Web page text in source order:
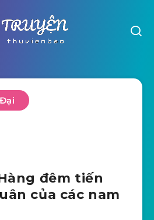
đêm tiến
của các nam